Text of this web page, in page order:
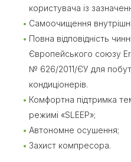
користувача із
Самоочищення
Повна відповідність
Європейського союзу
№ 626/2011/ЄУ для
кондиціонерів.
Комфортна підтримка
режимі «SLEEP»;
Автономне осушення;
Захист компресора.